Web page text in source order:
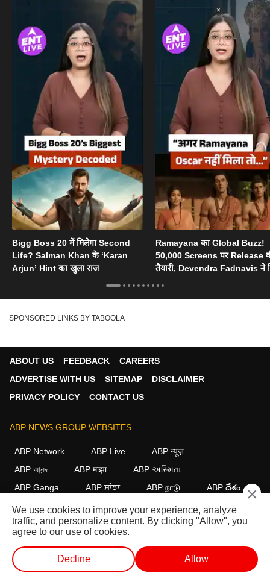
Bigg Boss 20 में मिलेगा Second
Life? Salman Khan के ‘Karan
Arjun’ Hint का खुला राज
Ramayana का Global Buzz!
50,000 Screens पर Release
तैयारी, Devendra Fadnavis ने
SPONSORED LINKS BY TABOOLA
ABOUT US FEEDBACK
CAREERS
ADVERTISE WITH US
SITEMAP
DISCLAIMER
PRIVACY POLICY
CONTACT US
ABP NEWS GROUP WEBSITES
ABP Network ABP Live
ABP न्यूज़
ABP আনন্দ
ABP माझा
ABP અસ્મિતા
ABP Ganga
ABP ਸਾਂਝਾ ABP நாடு ABP దేశం
FOLLOW US
This website follows the DNPA Code of Ethics. Copyright@2026.
All rights reserved.
×
We use cookies to improve your experience, analyze
traffic, and personalize content. By clicking "Allow", you
agree to our use of cookies.
Decline Allow